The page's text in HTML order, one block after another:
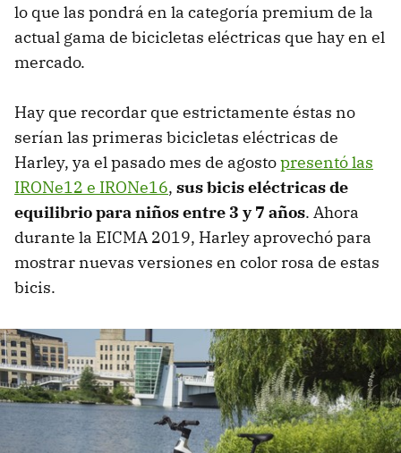
lo que las pondrá en la categoría premium de la
actual gama de bicicletas eléctricas que hay en el
mercado.
Hay que recordar que estrictamente éstas no
serían las primeras bicicletas eléctricas de
Harley, ya el pasado mes de agostopresentó las
IRONe12 e IRONe16, sus bicis eléctricas de
equilibrio para niños entre 3 y 7 años. Ahora
durante la EICMA 2019, Harley aprovechó para
mostrar nuevas versiones en color rosa de estas
bicis.